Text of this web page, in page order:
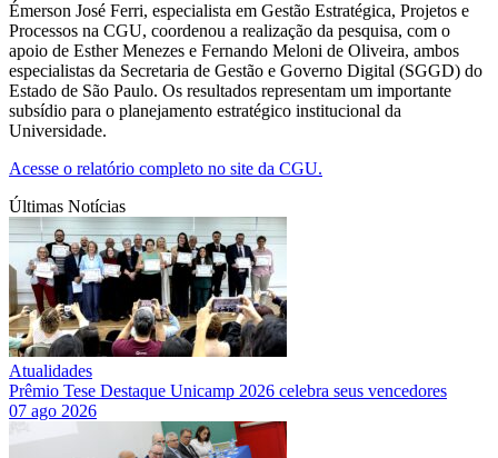
Émerson José Ferri, especialista em Gestão Estratégica, Projetos e
Processos na CGU, coordenou a realização da pesquisa, com o
apoio de Esther Menezes e Fernando Meloni de Oliveira, ambos
especialistas da Secretaria de Gestão e Governo Digital (SGGD) do
Estado de São Paulo. Os resultados representam um importante
subsídio para o planejamento estratégico institucional da
Universidade.
Acesse o relatório completo no site da CGU.
Últimas Notícias
Atualidades
Prêmio Tese Destaque Unicamp 2026 celebra seus vencedores
07 ago 2026